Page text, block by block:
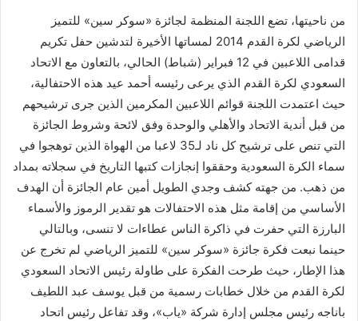
من ناحيتها، تضع اللجنة المنظمة لجائزة «سوكر سين» للتميز
الرياضي لكرة القدم 2014 لمساتها ‏الأخيرة لتدشين حفل تكريم
قدامى اللاعبين في 12 فبراير (شباط) الحالي، بالتعاون مع الاتحاد
‏السعودي لكرة القدم الذي يرعى رئيسه أحمد عيد هذه الاحتفالية،
حيث اعتمدت ‏اللجنة قوائم اللاعبين المكرمين الذين جرى ترشيحهم
من قبل أندية الاتحاد والأهلي و‏الوحدة وفق لائحة وشروط الجائزة
التي تنص على ترشيح كل ناد لـ35 لاعبا من الهواة ‏الذين توهجوا في
سماء الكرة السعودية وحققوا إنجازات كتبها التاريخ في سجلاته بمداد
‏من ذهب.‎ من جهته كشف وجدي الطويل أمين عام الجائزة أن الهدف
الأساسي من إقامة مثل هذه ‏الاحتفالات هو تقدير الرموز والأسماء
البارزة التي حفرت في ذاكرة الناس عطاءات لا تنسى، ‏وبالتالي
حينما نبعت فكرة جائزة «سوكر سين» للتميز الرياضي لم تخرج عن
هذا الإطار، ‏حيث طرحت الفكرة على طاولة رئيس الاتحاد السعودي
لكرة القدم من خلال خطابات ‏رسمية من قبل يوسف عبد اللطيف
باناجه رئيس مجلس إدارة شركة «ياب»، وقد تفاعل ‏رئيس اتحاد